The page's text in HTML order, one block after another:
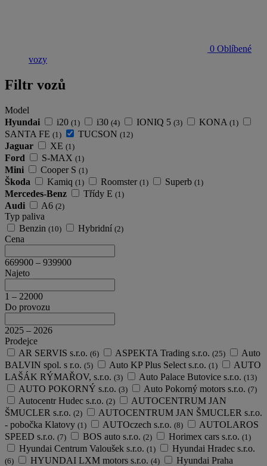
0 Oblíbené
vozy
Filtr vozů
Model
Hyundai
i20 (1) i30 (4) IONIQ 5 (3) KONA (1)
SANTA FE (1) TUCSON (12)
Jaguar XE (1)
Ford S-MAX (1)
Mini Cooper S (1)
Škoda Kamiq (1) Roomster (1) Superb (1)
Mercedes-Benz Třídy E (1)
Audi A6 (2)
Typ paliva
Benzin (10) Hybridní (2)
Cena
669900 – 939900
Najeto
1 – 22000
Do provozu
2025 – 2026
Prodejce
AR SERVIS s.r.o. (6) ASPEKTA Trading s.r.o. (25)
Auto
BALVIN spol. s r.o. (5) Auto KP Plus Select s.r.o. (1)
AUTO
LAŠÁK RÝMAŘOV, s.r.o. (3) Auto Palace Butovice s.r.o. (13)
AUTO POKORNÝ s.r.o. (3) Auto Pokorný motors s.r.o. (7)
Autocentr Hudec s.r.o. (2)
AUTOCENTRUM JAN
ŠMUCLER s.r.o. (2)
AUTOCENTRUM JAN ŠMUCLER s.r.o.
- pobočka Klatovy (1) AUTOczech s.r.o. (8)
AUTOLAROS
SPEED s.r.o. (7) BOS auto s.r.o. (2) Horimex cars s.r.o. (1)
Hyundai Centrum Valoušek s.r.o. (1) Hyundai Hradec s.r.o.
(6) HYUNDAI LXM motors s.r.o. (4)
Hyundai Praha